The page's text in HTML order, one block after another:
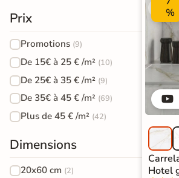
Terrazzo
/ Granito
Carrelage
imitation
travertin
imitation
parquet
salle de
bain
Accessoires
ÉCHANTILLONS
GRATUITS
Échantillons
GRATUITS
Recevez vos
standard
Stratifié
Lame
large
XXL
Spécial
Salle de
Foncé
Accessoires pour la pose de sols souples
Prix
Promotions (9)
De 15€ à 25 € /m² (10)
De 25€ à 35 € /m² (9)
De 35€ à 45 € /m² (69)
Plus de 45 € /m² (42)
Dimensions
20x60 cm (2)
%
Hotel